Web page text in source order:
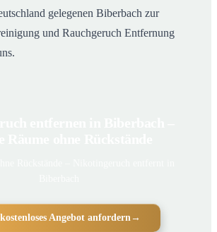
gelegenen Biberbach zur
und Rauchgeruch Entfernung
Angebot anfordern →